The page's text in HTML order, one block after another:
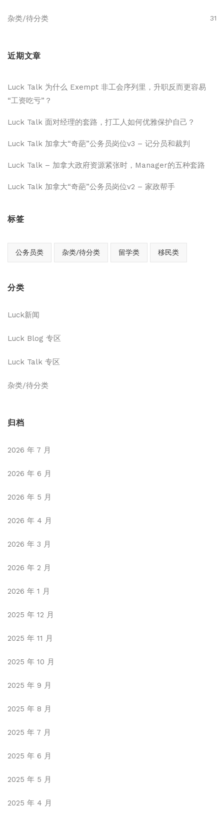
杂类/待分类 31
近期文章
Luck Talk 为什么 Exempt 非工会序列里，升职反而更容易
“工资吃亏”？
Luck Talk 面对经理的套路，打工人如何优雅保护自己？
Luck Talk 加拿大“奇葩”公务员岗位v3 – 记分员和裁判
Luck Talk – 加拿大政府资源紧张时，Manager的五种套路
Luck Talk 加拿大“奇葩”公务员岗位v2 – 家政帮手
标签
公务员类 杂类/待分类 留学类 移民类
分类
Luck新闻
Luck Blog 专区
Luck Talk 专区
杂类/待分类
归档
2026 年 7 月
2026 年 6 月
2026 年 5 月
2026 年 4 月
2026 年 3 月
2026 年 2 月
2026 年 1 月
2025 年 12 月
2025 年 11 月
2025 年 10 月
2025 年 9 月
2025 年 8 月
2025 年 7 月
2025 年 6 月
2025 年 5 月
2025 年 4 月